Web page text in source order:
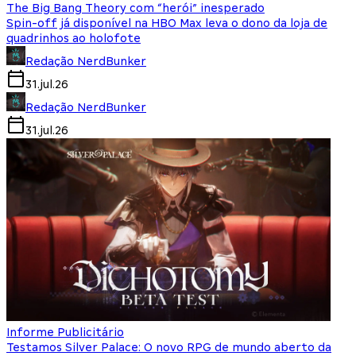
The Big Bang Theory com “herói” inesperado
Spin-off já disponível na HBO Max leva o dono da loja de
quadrinhos ao holofote
Redação NerdBunker
31.jul.26
Redação NerdBunker
31.jul.26
Informe Publicitário
Testamos Silver Palace: O novo RPG de mundo aberto da